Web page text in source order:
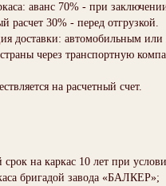
аванс 70% - при
расчет 30% - перед отгрузкой.
доставки: автомобильным
через транспортную
на расчетный счет.
на каркас 10 лет при
бригадой завода «БАЛКЕР»;